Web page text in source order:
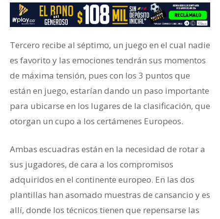
Tercero recibe al séptimo, un juego en el cual nadie
es favorito y las emociones tendrán sus momentos
de máxima tensión, pues con los 3 puntos que
están en juego, estarían dando un paso importante
para ubicarse en los lugares de la clasificación, que
otorgan un cupo a los certámenes Europeos.
Ambas escuadras están en la necesidad de rotar a
sus jugadores, de cara a los compromisos
adquiridos en el continente europeo. En las dos
plantillas han asomado muestras de cansancio y es
allí, donde los técnicos tienen que repensarse las